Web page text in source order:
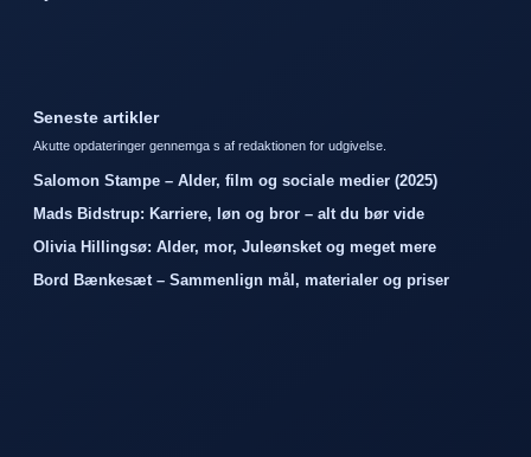
Seneste artikler
Akutte opdateringer gennemga s af redaktionen for udgivelse.
Salomon Stampe – Alder, film og sociale medier (2025)
Mads Bidstrup: Karriere, løn og bror – alt du bør vide
Olivia Hillingsø: Alder, mor, Juleønsket og meget mere
Bord Bænkesæt – Sammenlign mål, materialer og priser